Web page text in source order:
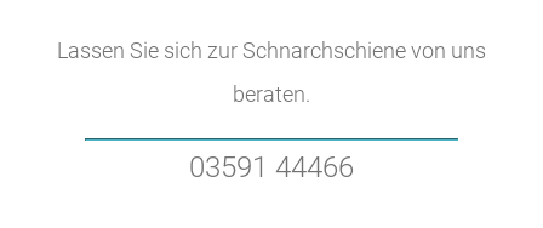
Lassen Sie sich zur Schnarchschiene von uns
beraten.
03591 44466